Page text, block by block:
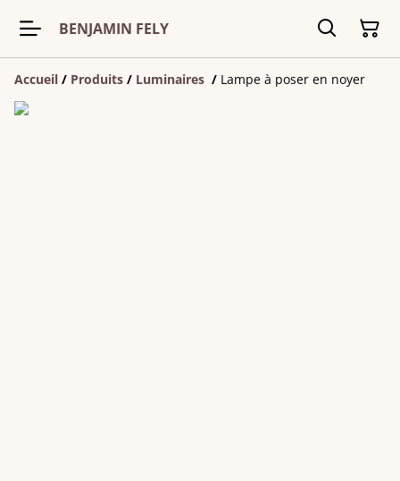
BENJAMIN FELY
Accueil / Produits / Luminaires / Lampe à poser en noyer